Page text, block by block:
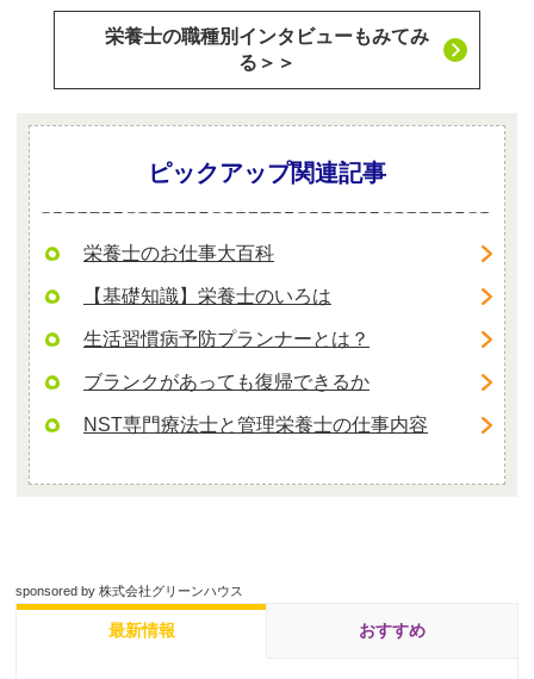
栄養士の職種別インタビューもみてみ
る＞＞
ピックアップ関連記事
栄養士のお仕事大百科
【基礎知識】栄養士のいろは
生活習慣病予防プランナーとは？
ブランクがあっても復帰できるか
NST専門療法士と管理栄養士の仕事内容
sponsored by 株式会社グリーンハウス
最新情報 おすすめ